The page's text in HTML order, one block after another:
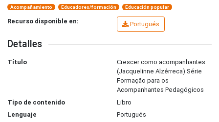
Acompañamiento Educadores/formación Educación popular
Recurso disponible en: Portugués
Detalles
Título
Crescer como acompanhantes
(Jacquelinne Alzérreca) Série
Formação para os
Acompanhantes Pedagógicos
Tipo de contenido
Libro
Lenguaje
Portugués